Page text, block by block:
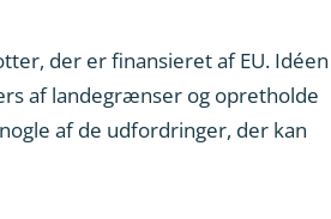
der er finansieret af EU. Idéen
af landegrænser og opretholde
af de udfordringer, der kan